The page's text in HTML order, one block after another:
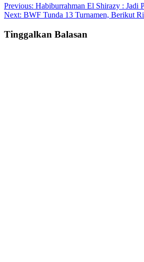
Post
navigation
Previous: Habiburrahman El Shirazy : Jadi
Next: BWF Tunda 13 Turnamen, Berikut
Tinggalkan Balasan